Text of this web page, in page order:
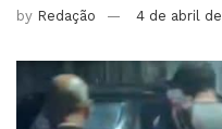
by Redação 4 de abril